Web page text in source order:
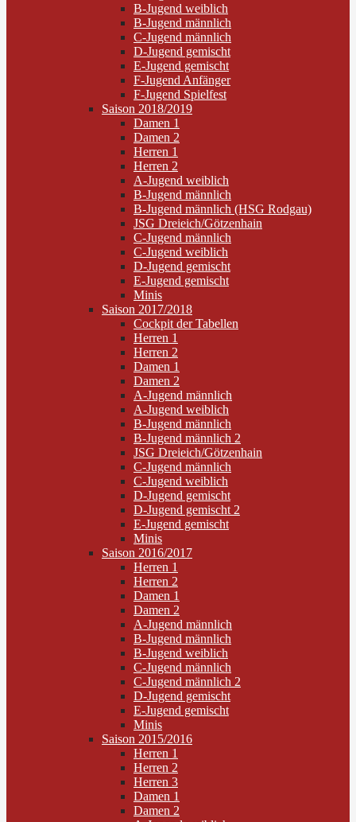
B-Jugend weiblich
B-Jugend männlich
C-Jugend männlich
D-Jugend gemischt
E-Jugend gemischt
F-Jugend Anfänger
F-Jugend Spielfest
Saison 2018/2019
Damen 1
Damen 2
Herren 1
Herren 2
A-Jugend weiblich
B-Jugend männlich
B-Jugend männlich (HSG Rodgau)
JSG Dreieich/Götzenhain
C-Jugend männlich
C-Jugend weiblich
D-Jugend gemischt
E-Jugend gemischt
Minis
Saison 2017/2018
Cockpit der Tabellen
Herren 1
Herren 2
Damen 1
Damen 2
A-Jugend männlich
A-Jugend weiblich
B-Jugend männlich
B-Jugend männlich 2
JSG Dreieich/Götzenhain
C-Jugend männlich
C-Jugend weiblich
D-Jugend gemischt
D-Jugend gemischt 2
E-Jugend gemischt
Minis
Saison 2016/2017
Herren 1
Herren 2
Damen 1
Damen 2
A-Jugend männlich
B-Jugend männlich
B-Jugend weiblich
C-Jugend männlich
C-Jugend männlich 2
D-Jugend gemischt
E-Jugend gemischt
Minis
Saison 2015/2016
Herren 1
Herren 2
Herren 3
Damen 1
Damen 2